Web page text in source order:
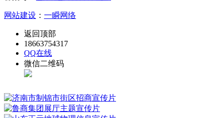
网站建设 ： 一瞬网络
返回顶部
18663754317
QQ在线
微信二维码